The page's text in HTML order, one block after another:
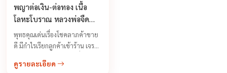
พญาต่อเงิน-ต่อทอง เนื้อ
โลหะโบราณ หลวงพ่อจืด
สวนปฏิบัติธรรมโพธิเศรษฐี
สร้างปี 2544
พุทธคุณเด่นเรื่องโชคลาภค้าขาย
ดี มีกำไรเรียกลูกค้าเข้าร้าน เจรจา
เป็นเรื่องง่ายได้อย่างสบาย
ดูรายละเอียด